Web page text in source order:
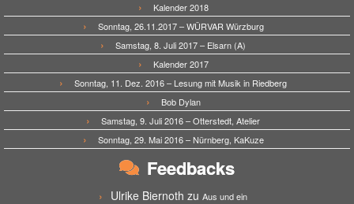
Kalender 2018
Sonntag, 26.11.2017 – WÜRVAR Würzburg
Samstag, 8. Juli 2017 – Elsarn (A)
Kalender 2017
Sonntag, 11. Dez. 2016 – Lesung mit Musik in Riedberg
Bob Dylan
Samstag, 9. Juli 2016 – Otterstedt, Atelier
Sonntag, 29. Mai 2016 – Nürnberg, KaKuze
Feedbacks
Ulrike Biernoth zu Aus und ein